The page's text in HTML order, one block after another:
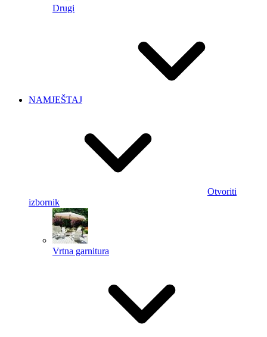
Drugi
NAMJEŠTAJ
Otvoriti
izbornik
Vrtna garnitura